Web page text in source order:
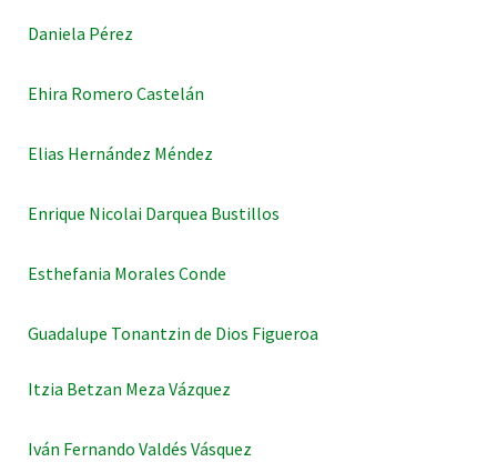
Daniela Pérez
Ehira Romero Castelán
Elias Hernández Méndez
Enrique Nicolai Darquea Bustillos
Esthefania Morales Conde
Guadalupe Tonantzin de Dios Figueroa
Itzia Betzan Meza Vázquez
Iván Fernando Valdés Vásquez